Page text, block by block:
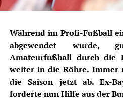
Während im Profi-Fußball
abgewendet wurde,
Amateurfußball durch die
weiter in die Röhre. Immer
die Saison jetzt ab. Ex-
forderte nun Hilfe aus der